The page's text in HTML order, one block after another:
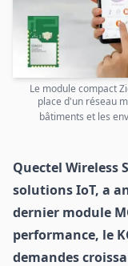
Le module compact
place d'un réseau
bâtiments et les
Quectel Wireless
solutions IoT, a
dernier module
performance, le
demandes